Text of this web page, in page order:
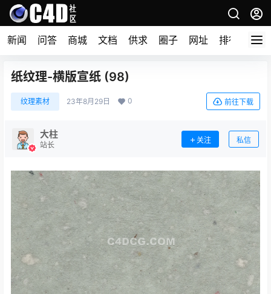
新闻 问答 商城 文档 供求 圈子 网址 排行榜
纸纹理-横版宣纸 (98)
纹理素材 23年8月29日 0 前往下载
大柱
站长
关注 私信